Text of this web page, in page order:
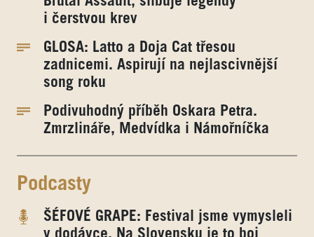
i čerstvou krev
GLOSA: Latto a Doja Cat třesou
zadnicemi. Aspirují na nejlascivnější
song roku
Podivuhodný příběh Oskara Petra.
Zmrzlináře, Medvídka i Námořníčka
Podcasty
ŠÉFOVÉ GRAPE: Festival jsme vymysleli
v dodávce. Na Slovensku je to boj